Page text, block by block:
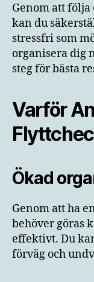
Genom att
kan du
stressfri som
organisera dig
steg för bästa
Varför
Ökad
Genom att ha
behöver göras
effektivt. Du
förväg och